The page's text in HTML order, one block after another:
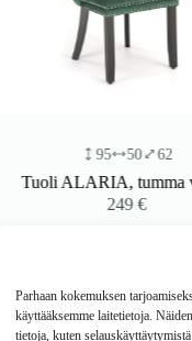
Parhaan kokemuksen
käyttääksemme laitetietoja.
tietoja, kuten
50 62
Tuoli ALARIA, tumma
249€